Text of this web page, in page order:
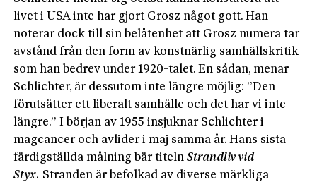
livet i USA inte har gjort Grosz något gott. Han
noterar dock till sin belåtenhet att Grosz numera tar
avstånd från den form av konstnärlig samhällskritik
som han bedrev under 1920-talet. En sådan, menar
Schlichter, är dessutom inte längre möjlig: ”Den
förutsätter ett liberalt samhälle och det har vi inte
längre.” I början av 1955 insjuknar Schlichter i
magcancer och avlider i maj samma år. Hans sista
färdigställda målning bär titelnStrandliv vid
Styx. Stranden är befolkad av diverse märkliga